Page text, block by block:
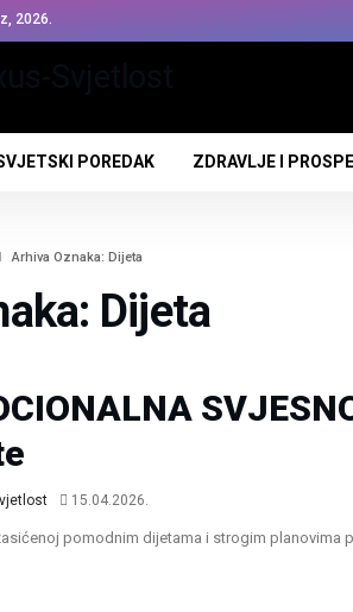
2026.
POREDAK ZDRAVLJE I
Arhiva Oznaka: Dijeta
Dijeta
15.04.2026.
pomodnim dijetama i strogim planovima